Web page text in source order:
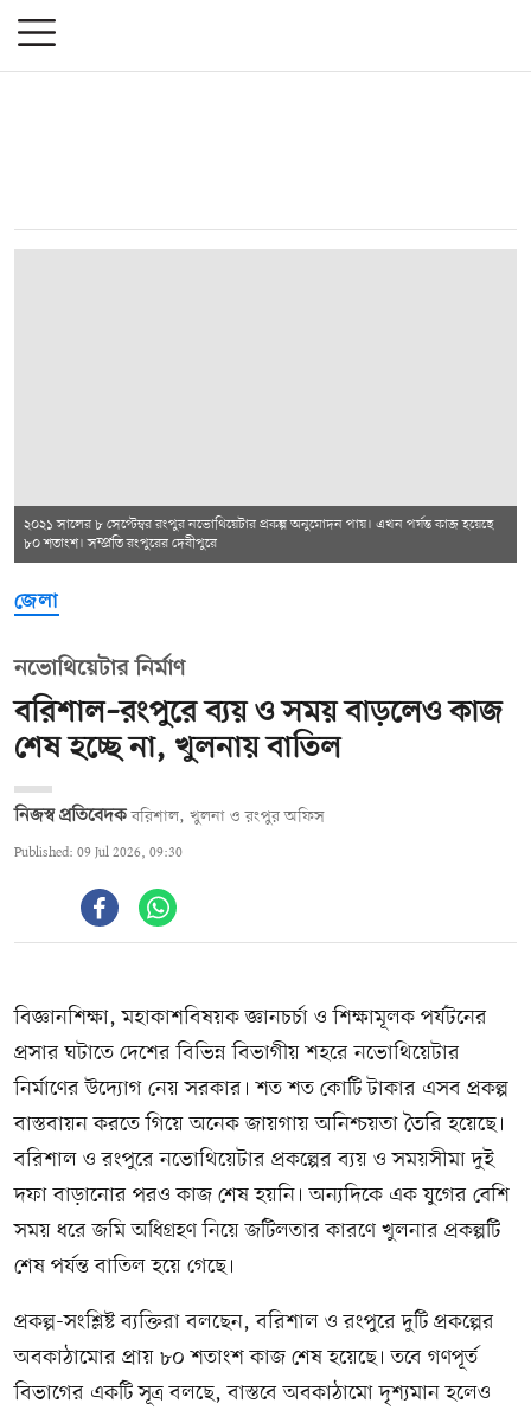
২০২১ সালের ৮ সেপ্টেম্বর রংপুর নভোথিয়েটার প্রকল্প অনুমোদন পায়। এখন পর্যন্ত কাজ হয়েছে
৮০ শতাংশ। সম্প্রতি রংপুরের দেবীপুরে
জেলা
নভোথিয়েটার নির্মাণ
বরিশাল–রংপুরে ব্যয় ও সময় বাড়লেও কাজ
শেষ হচ্ছে না, খুলনায় বাতিল
নিজস্ব প্রতিবেদক বরিশাল, খুলনা ও রংপুর অফিস
Published: 09 Jul 2026, 09:30
বিজ্ঞানশিক্ষা, মহাকাশবিষয়ক জ্ঞানচর্চা ও শিক্ষামূলক পর্যটনের
প্রসার ঘটাতে দেশের বিভিন্ন বিভাগীয় শহরে নভোথিয়েটার
নির্মাণের উদ্যোগ নেয় সরকার। শত শত কোটি টাকার এসব প্রকল্প
বাস্তবায়ন করতে গিয়ে অনেক জায়গায় অনিশ্চয়তা তৈরি হয়েছে।
বরিশাল ও রংপুরে নভোথিয়েটার প্রকল্পের ব্যয় ও সময়সীমা দুই
দফা বাড়ানোর পরও কাজ শেষ হয়নি। অন্যদিকে এক যুগের বেশি
সময় ধরে জমি অধিগ্রহণ নিয়ে জটিলতার কারণে খুলনার প্রকল্পটি
শেষ পর্যন্ত বাতিল হয়ে গেছে।
প্রকল্প-সংশ্লিষ্ট ব্যক্তিরা বলছেন, বরিশাল ও রংপুরে দুটি প্রকল্পের
অবকাঠামোর প্রায় ৮০ শতাংশ কাজ শেষ হয়েছে। তবে গণপূর্ত
বিভাগের একটি সূত্র বলছে, বাস্তবে অবকাঠামো দৃশ্যমান হলেও